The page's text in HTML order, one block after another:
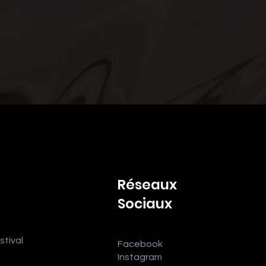
Réseaux
Sociaux
Facebook
Instagram